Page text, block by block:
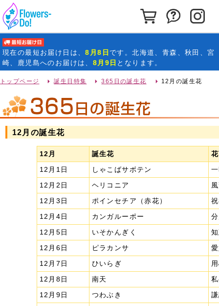
カートを見る
お問い合
現在の最短お届け日 は、8月8日 です。北海道、青森、秋田、宮
崎、鹿児島へのお届けは、 8月9日 となります。
トップページ 誕生日特集 365日の誕生花 12月の誕生花
12月の誕生花
12月 誕生花
12月1日
しゃこばサボテン
12月2日
ヘリコニア
12月3日
ポインセチア（赤花）
12月4日
カンガルーポー
12月5日
いそかんぎく
12月6日
ピラカンサ
12月7日
ひいらぎ
12月8日
南天
12月9日
つわぶき